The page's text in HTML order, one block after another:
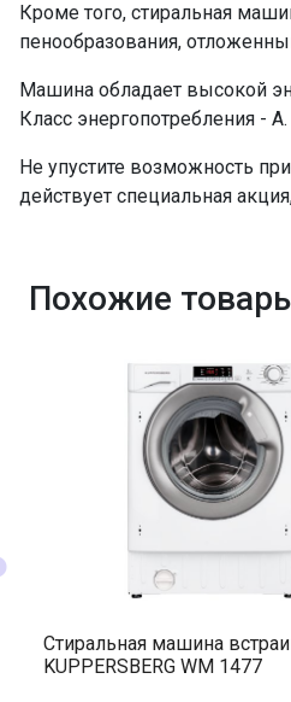
Самодиагностика
Дополнительное полоскание
Контроль дисбаланса
Отложенный старт
Отключение звука
Размеры ниши для
Блокировка от детей
Кроме того, стиральная
пенообразования,
Машина обладает высокой
Класс энергопотребления - А.
Не упустите возможность
действует специальная
Похожие
Стиральная машина
KUPPERSBERG WM 1477